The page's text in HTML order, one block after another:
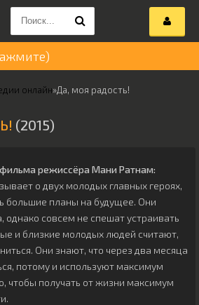
онлайн»Да, моя радость!
(2015)
режиссёра Мани Ратнам:
о двух молодых главных героях,
большие планы на будущее. Они
однако совсем не спешат устраивать
и близкие молодых людей считают,
Они знают, что через два месяца
потому и используют максимум
чтобы получать от жизни максимум